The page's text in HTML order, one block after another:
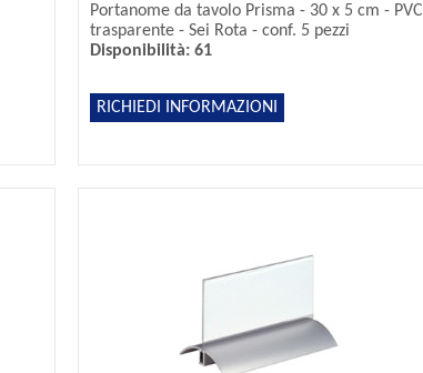
Portanome da tavolo Prisma - 30 x 5 cm - PVC
trasparente - Sei Rota - conf. 5 pezzi
Disponibilità: 61
RICHIEDI INFORMAZIONI